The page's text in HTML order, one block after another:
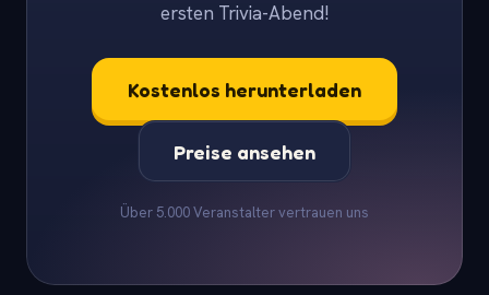
ersten Trivia-Abend!
Kostenlos herunterladen
Preise ansehen
Über 5.000 Veranstalter vertrauen uns